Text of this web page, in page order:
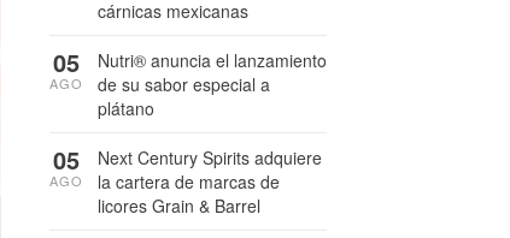
cárnicas mexicanas
Nutri® anuncia el lanzamiento
de su sabor especial a
plátano
05
AGO
Next Century Spirits adquiere
la cartera de marcas de
licores Grain & Barrel
05
AGO